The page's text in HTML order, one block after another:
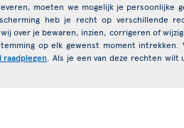
moeten we mogelijk je persoonlijke
heb je recht op verschillende
over je bewaren, inzien, corrigeren of
op elk gewenst moment
raadplegen . Als je een van deze rechten